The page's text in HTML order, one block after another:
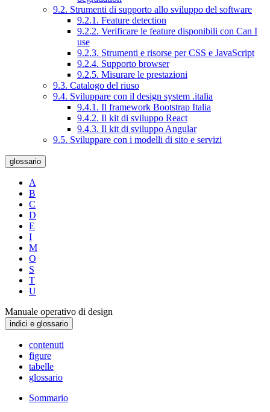
9.2. Strumenti di supporto allo sviluppo del software
9.2.1. Feature detection
9.2.2. Verificare le feature disponibili con Can I
use
9.2.3. Strumenti e risorse per CSS e JavaScript
9.2.4. Supporto browser
9.2.5. Misurare le prestazioni
9.3. Catalogo del riuso
9.4. Sviluppare con il design system .italia
9.4.1. Il framework Bootstrap Italia
9.4.2. Il kit di sviluppo React
9.4.3. Il kit di sviluppo Angular
9.5. Sviluppare con i modelli di sito e servizi
glossario
A
B
C
D
E
I
M
O
S
T
U
Manuale operativo di design
indici e glossario
contenuti
figure
tabelle
glossario
Sommario